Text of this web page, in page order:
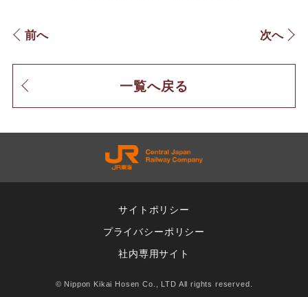
前へ 次へ
一覧へ戻る
サイトポリシー
プライバシーポリシー
社内専用サイト
© Nippon Kikai Hosen Co., LTD All rights reserved.